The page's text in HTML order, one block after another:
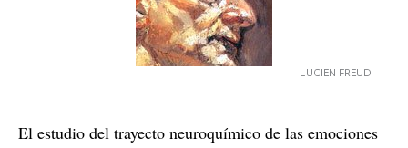
LUCIEN FREUD
El estudio del trayecto neuroquímico de las emociones